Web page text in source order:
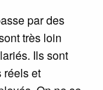
par des
très loin
Ils sont
réels et